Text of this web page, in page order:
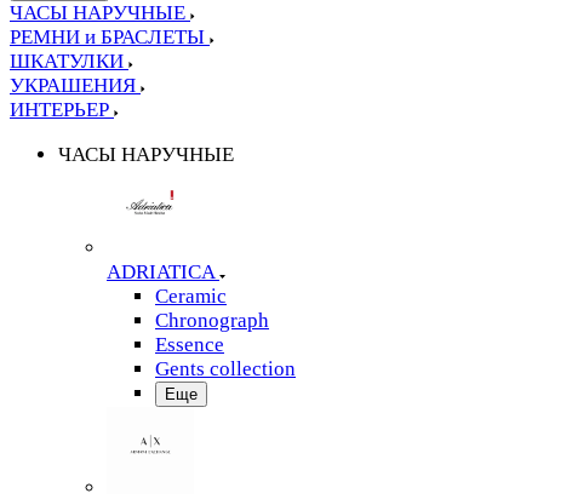
ЧАСЫ НАРУЧНЫЕ
РЕМНИ и БРАСЛЕТЫ
ШКАТУЛКИ
УКРАШЕНИЯ
ИНТЕРЬЕР
ЧАСЫ НАРУЧНЫЕ
ADRIATICA
Ceramic
Chronograph
Essence
Gents collection
Еще